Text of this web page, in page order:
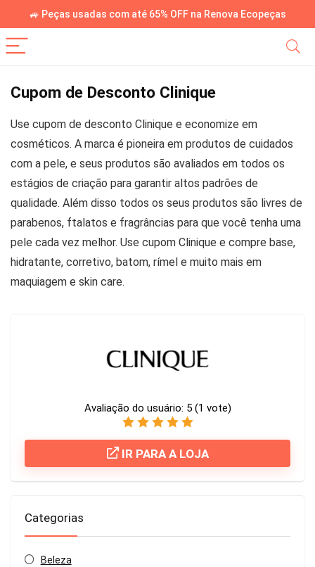
🚙 Peças usadas com até 65% OFF na Renova Ecopeças
Cupom de Desconto Clinique
Use cupom de desconto Clinique e economize em
cosméticos. A marca é pioneira em produtos de cuidados
com a pele, e seus produtos são avaliados em todos os
estágios de criação para garantir altos padrões de
qualidade. Além disso todos os seus produtos são livres de
parabenos, ftalatos e fragrâncias para que você tenha uma
pele cada vez melhor. Use cupom Clinique e compre base,
hidratante, corretivo, batom, rímel e muito mais em
maquiagem e skin care.
Avaliação do usuário: 5 (1 vote)
IR PARA A LOJA
Categorias
Beleza